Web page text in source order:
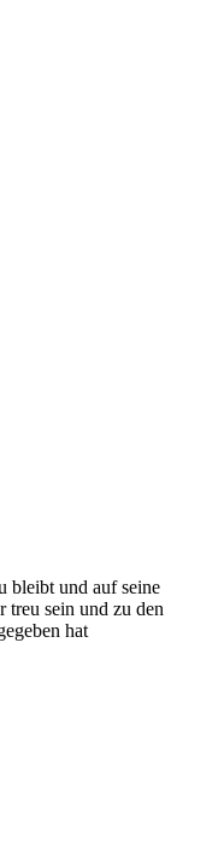
bleibt und auf seine
treu sein und zu den
hat